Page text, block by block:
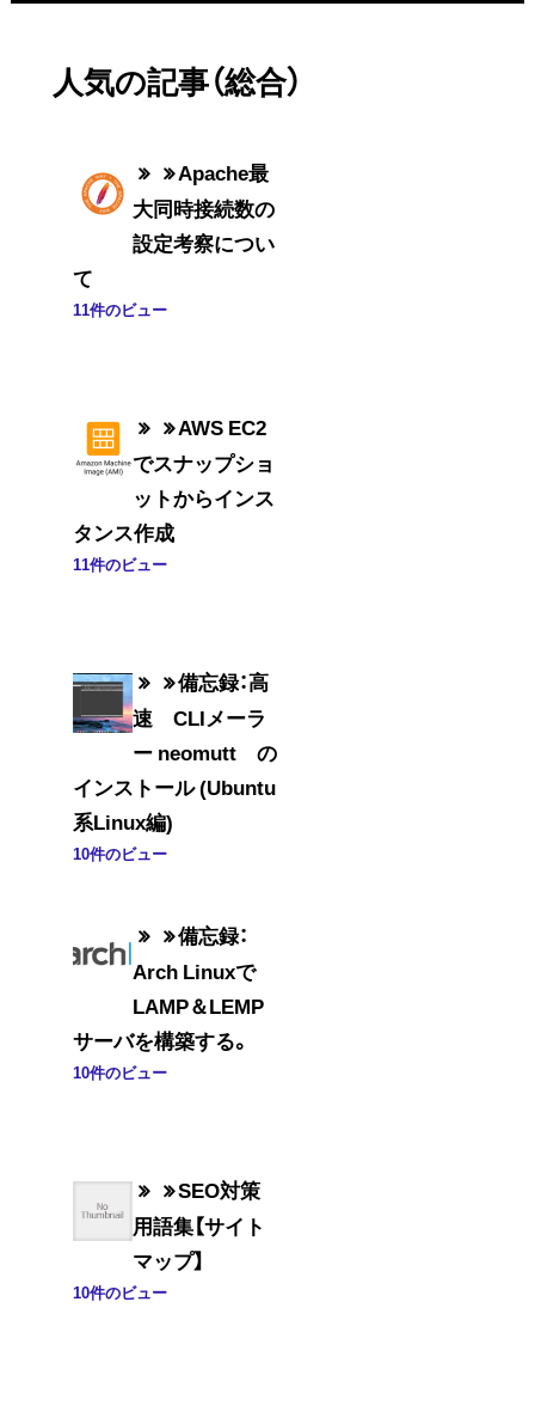
人気の記事（総合）
Apache最
大同時接続数の
設定考察につい
て
11件のビュー
AWS EC2
でスナップショ
ットからインス
タンス作成
11件のビュー
備忘録：高
速 CLIメーラ
ー neomutt の
インストール (Ubuntu
系Linux編)
10件のビュー
備忘録：
Arch Linuxで
LAMP＆LEMP
サーバを構築する。
10件のビュー
SEO対策
用語集【サイト
マップ】
10件のビュー